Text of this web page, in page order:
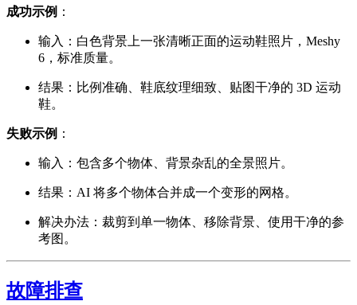
成功示例 ：
输入：白色背景上一张清晰正面的运动鞋照片，Meshy
6，标准质量。
结果：比例准确、鞋底纹理细致、贴图干净的 3D 运动
鞋。
失败示例 ：
输入：包含多个物体、背景杂乱的全景照片。
结果：AI 将多个物体合并成一个变形的网格。
解决办法：裁剪到单一物体、移除背景、使用干净的参
考图。
故障排查